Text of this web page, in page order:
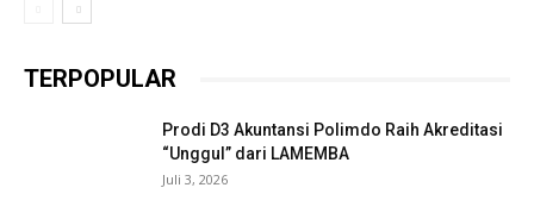
TERPOPULAR
Prodi D3 Akuntansi Polimdo Raih Akreditasi
“Unggul” dari LAMEMBA
Juli 3, 2026